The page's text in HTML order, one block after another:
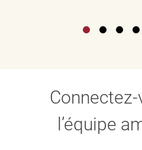
l’équipe